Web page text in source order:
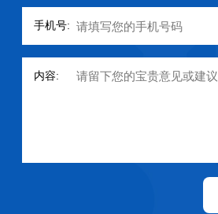
手机号:
内容: